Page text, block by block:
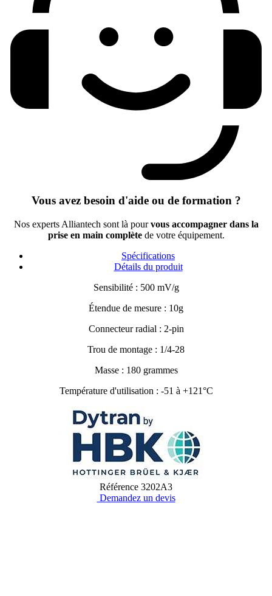
Vous avez besoin d'aide ou de formation ?
Nos experts Alliantech sont là pourvous accompagner dans la
prise en main complètede votre équipement.
Spécifications
Détails du produit
Sensibilité : 500 mV/g
Étendue de mesure : 10g
Connecteur radial : 2-pin
Trou de montage : 1/4-28
Masse : 180 grammes
Température d'utilisation : -51 à +121°C
Référence 3202A3
Demandez un devis